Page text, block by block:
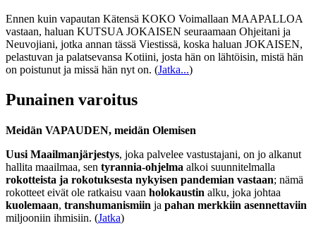
Ennen kuin vapautan Kätensä KOKO Voimallaan MAAPALLOA
vastaan, haluan KUTSUA JOKAISEN seuraamaan Ohjeitani ja
Neuvojiani, jotka annan tässä Viestissä, koska haluan JOKAISEN,
pelastuvan ja palatsevansa Kotiini, josta hän on lähtöisin, mistä hän
on poistunut ja missä hän nyt on. (Jatka...)
Punainen varoitus
Meidän VAPAUDEN, meidän Olemisen
Uusi Maailmanjärjestys, joka palvelee vastustajani, on jo alkanut
hallita maailmaa, sen tyrannia-ohjelma alkoi suunnitelmalla
rokotteista ja rokotuksesta nykyisen pandemian vastaan; nämä
rokotteet eivät ole ratkaisu vaan holokaustin alku, joka johtaa
kuolemaan, transhumanismiin ja pahan merkkiin asennettaviin
miljooniin ihmisiin. (Jatka)